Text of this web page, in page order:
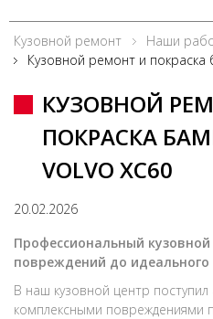
Кузовной ремонт Наши
Кузовной ремонт и
КУЗОВНОЙ
ПОКРАСКА
VOLVO XC60
20.02.2026
Профессиональный
повреждений до идеального
В наш кузовной центр
комплексными повреждениями